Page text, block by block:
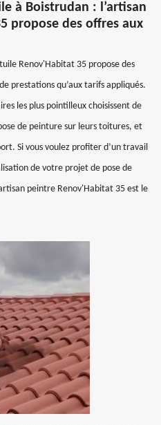
à Boistrudan : l’artisan
propose des offres aux
Renov'Habitat 35 propose des
prestations qu’aux tarifs appliqués.
les plus pointilleux choisissent de
de peinture sur leurs toitures, et
Si vous voulez profiter d’un travail
de votre projet de pose de
peintre Renov'Habitat 35 est le